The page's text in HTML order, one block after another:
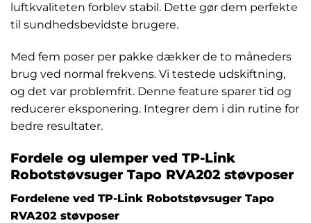
luftkvaliteten forblev stabil. Dette gør dem perfekte
til sundhedsbevidste brugere.
Med fem poser per pakke dækker de to måneders
brug ved normal frekvens. Vi testede udskiftning,
og det var problemfrit. Denne feature sparer tid og
reducerer eksponering. Integrer dem i din rutine for
bedre resultater.
Fordele og ulemper ved TP-Link
Robotstøvsuger Tapo RVA202 støvposer
Fordelene ved TP-Link Robotstøvsuger Tapo
RVA202 støvposer